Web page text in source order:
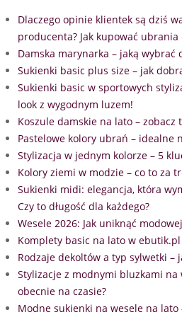
Dlaczego opinie klientek są dziś
producenta? Jak kupować
Damska marynarka – jaką wybrać
Sukienki basic plus size – jak
Sukienki basic w sportowych
look z wygodnym luzem!
Koszule damskie na lato – zobacz
Pastelowe kolory ubrań – idealne
Stylizacja w jednym kolorze – 5
Kolory ziemi w modzie – co to za
Sukienki midi: elegancja, która
Czy to długość dla każdego?
Wesele 2026: Jak uniknąć
Komplety basic na lato w
Rodzaje dekoltów a typ sylwetki –
Stylizacje z modnymi bluzkami na
obecnie na czasie?
Modne sukienki na wesele na